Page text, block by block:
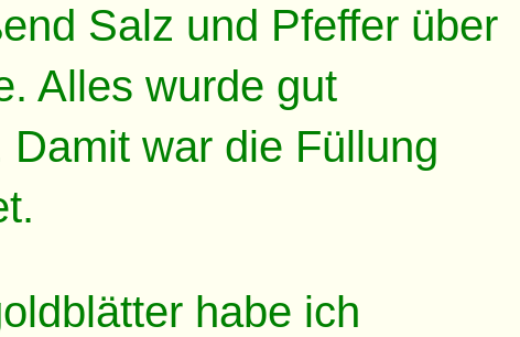
Salz und Pfeffer über
Alles wurde gut
Damit war die Füllung
habe ich